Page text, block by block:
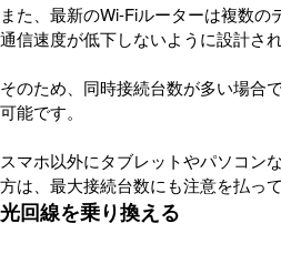
また、最新のWi-Fiルーターは複数の
通信速度が低下しないように設計され
そのため、同時接続台数が多い場合
可能です。
スマホ以外にタブレットやパソコン
方は、最大接続台数にも注意を払っ
光回線を乗り換える